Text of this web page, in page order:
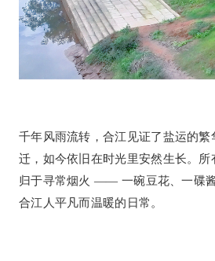
千年风雨流转，合江见证了盐运的
迁，如今依旧在时光里安然生长。
归于寻常烟火 —— 一碗豆花、一碟
合江人平凡而温暖的日常。